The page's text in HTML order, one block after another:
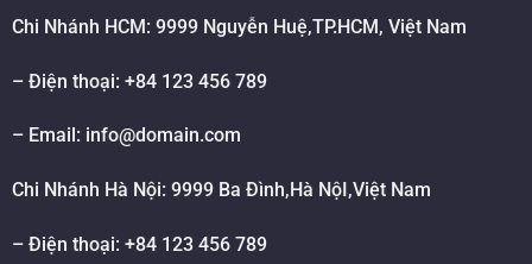
Chi Nhánh HCM: 9999 Nguyễn Huệ,TP.HCM, Việt Nam
– Điện thoại: +84 123 456 789
– Email: info@domain.com
Chi Nhánh Hà Nội: 9999 Ba Đình,Hà NộI,Việt Nam
– Điện thoại: +84 123 456 789